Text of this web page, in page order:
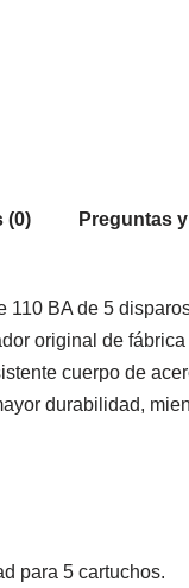
(0) Preguntas
BA de 5
original de
cuerpo de
durabilidad,
para 5 cartuchos.